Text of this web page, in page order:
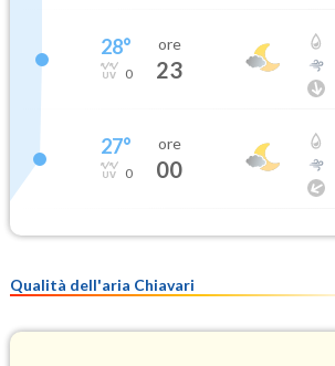
28°
0
ore
23
27°
0
ore
00
Qualità dell'aria Chiavari